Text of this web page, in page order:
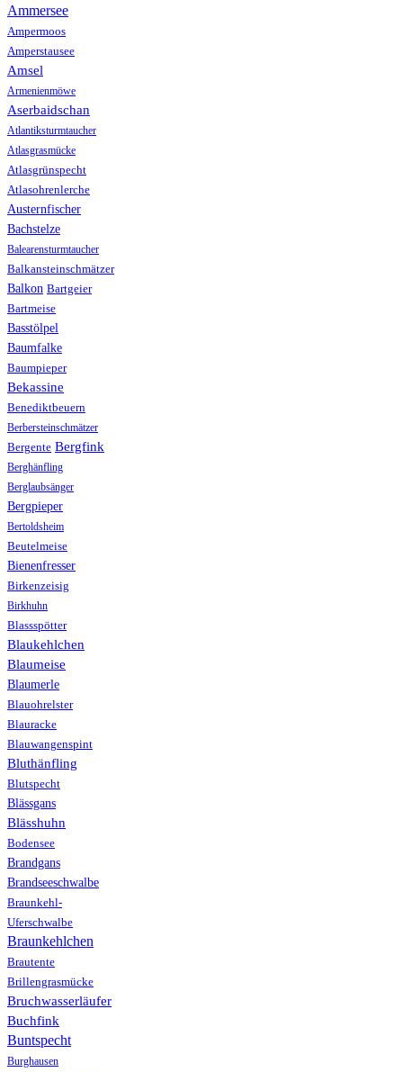
Ammersee
Ampermoos
Amperstausee
Amsel
Armenienmöwe
Aserbaidschan
Atlantiksturmtaucher
Atlasgrasmücke
Atlasgrünspecht
Atlasohrenlerche
Austernfischer
Bachstelze
Balearensturmtaucher
Balkansteinschmätzer
Balkon Bartgeier
Bartmeise
Basstölpel
Baumfalke
Baumpieper
Bekassine
Benediktbeuern
Berbersteinschmätzer
Bergente Bergfink
Berghänfling
Berglaubsänger
Bergpieper
Bertoldsheim
Beutelmeise
Bienenfresser
Birkenzeisig
Birkhuhn
Blassspötter
Blaukehlchen
Blaumeise
Blaumerle
Blauohrelster
Blauracke
Blauwangenspint
Bluthänfling
Blutspecht
Blässgans
Blässhuhn
Bodensee
Brandgans
Brandseeschwalbe
Braunkehl-
Uferschwalbe
Braunkehlchen
Brautente
Brillengrasmücke
Bruchwasserläufer
Buchfink
Buntspecht
Burghausen